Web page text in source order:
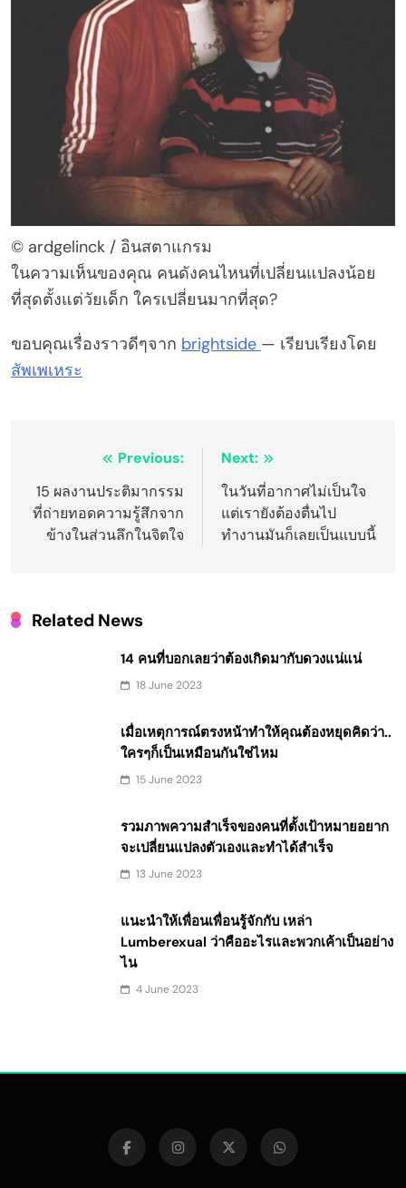
© ardgelinck / อินสตาแกรม
ในความเห็นของคุณ คนดังคนไหนที่เปลี่ยนแปลงน้อย
ที่สุดตั้งแต่วัยเด็ก ใครเปลี่ยนมากที่สุด?
ขอบคุณเรื่องราวดีๆจาก brightside — เรียบเรียงโดย
สัพเพเหระ
navigation
Previous:
15 ผลงานประติมากรรม
ที่ถ่ายทอดความรู้สึกจาก
ข้างในส่วนลึกในจิตใจ
Next:
ในวันที่อากาศไม่เป็นใจ
แต่เรายังต้องตื่นไป
ทำงานมันก็เลยเป็นแบบนี้
Related News
14 คนที่บอกเลยว่าต้องเกิดมากับดวงแน่แน่
18 June 2023
เมื่อเหตุการณ์ตรงหน้าทำให้คุณต้องหยุดคิดว่า..
ใครๆก็เป็นเหมือนกันใช่ไหม
15 June 2023
รวมภาพความสำเร็จของคนที่ตั้งเป้าหมายอยาก
จะเปลี่ยนแปลงตัวเองและทำได้สำเร็จ
13 June 2023
แนะนำให้เพื่อนเพื่อนรู้จักกับ เหล่า
Lumberexual ว่าคืออะไรและพวกเค้าเป็นอย่าง
ไน
4 June 2023